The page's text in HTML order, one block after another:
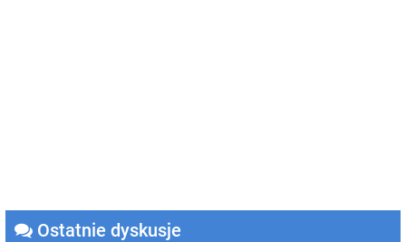
Ostatnie dyskusje